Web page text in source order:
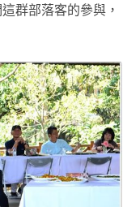
群部落客的參與，